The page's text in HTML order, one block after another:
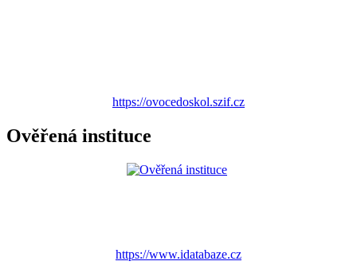
https://ovocedoskol.szif.cz
Ověřená instituce
https://www.idatabaze.cz